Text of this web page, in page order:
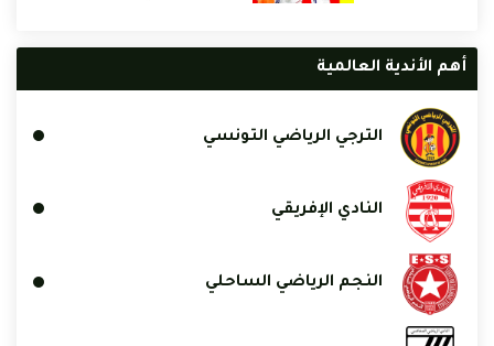
أهم الأندية العالمية
الترجي الرياضي التونسي
النادي الإفريقي
النجم الرياضي الساحلي